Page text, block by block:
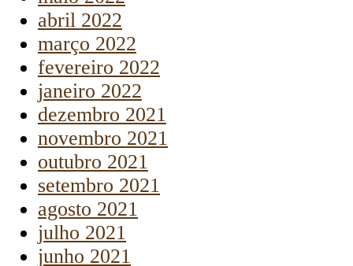
abril 2022
março 2022
fevereiro 2022
janeiro 2022
dezembro 2021
novembro 2021
outubro 2021
setembro 2021
agosto 2021
julho 2021
junho 2021